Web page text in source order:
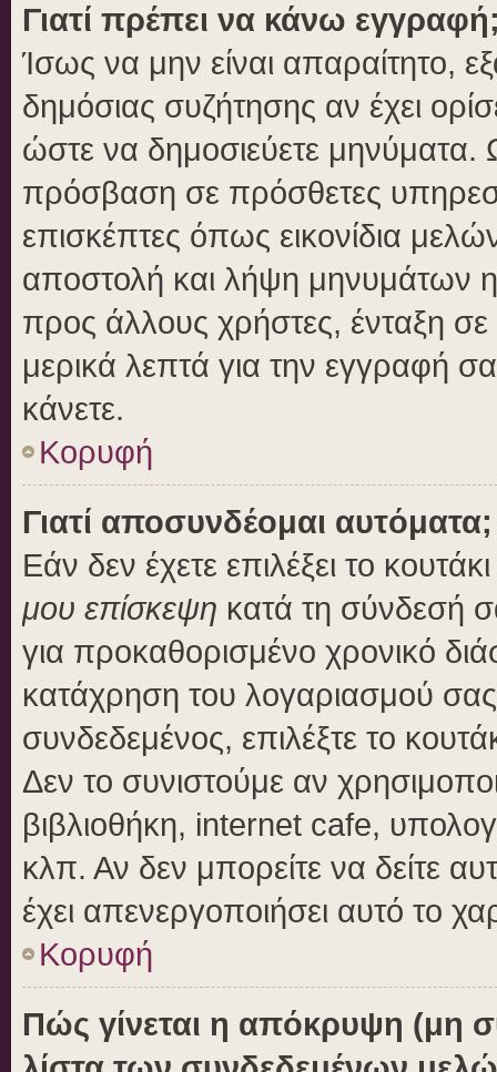
Γιατί πρέπει να κάνω
Ίσως να μην είναι απαραίτητο,
δημόσιας συζήτησης αν έχει
ώστε να δημοσιεύετε μηνύματα.
πρόσβαση σε πρόσθετες
επισκέπτες όπως εικονίδια
αποστολή και λήψη μηνυμάτων
προς άλλους χρήστες, ένταξη
μερικά λεπτά για την εγγραφή
κάνετε.
Κορυφή
Γιατί αποσυνδέομαι αυτόματα;
Εάν δεν έχετε επιλέξει το
μου επίσκεψη κατά τη σύνδεσή
για προκαθορισμένο χρονικό
κατάχρηση του λογαριασμού
συνδεδεμένος, επιλέξτε το
Δεν το συνιστούμε αν
βιβλιοθήκη, internet cafe,
κλπ. Αν δεν μπορείτε να δείτε
έχει απενεργοποιήσει αυτό το
Κορυφή
Πώς γίνεται η απόκρυψη (μη